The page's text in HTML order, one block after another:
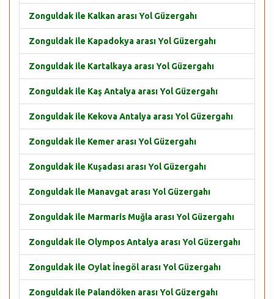
Zonguldak ile Kalkan arası Yol Güzergahı
Zonguldak ile Kapadokya arası Yol Güzergahı
Zonguldak ile Kartalkaya arası Yol Güzergahı
Zonguldak ile Kaş Antalya arası Yol Güzergahı
Zonguldak ile Kekova Antalya arası Yol Güzergahı
Zonguldak ile Kemer arası Yol Güzergahı
Zonguldak ile Kuşadası arası Yol Güzergahı
Zonguldak ile Manavgat arası Yol Güzergahı
Zonguldak ile Marmaris Muğla arası Yol Güzergahı
Zonguldak ile Olympos Antalya arası Yol Güzergahı
Zonguldak ile Oylat İnegöl arası Yol Güzergahı
Zonguldak ile Palandöken arası Yol Güzergahı